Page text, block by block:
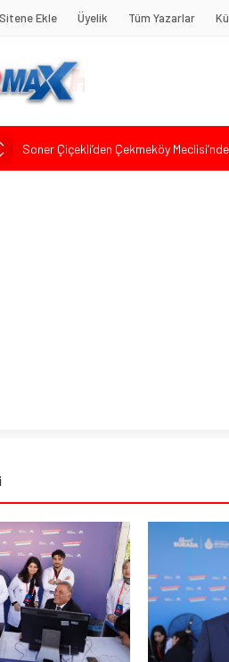
Sitene Ekle Üyelik Tüm Yazarlar
Soner Çiçekli’den Çekmeköy
Edremit’te Kaymakam Ahmet